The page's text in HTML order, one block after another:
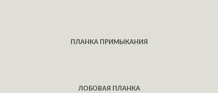
ПЛАНКА ПРИМЫКАНИЯ
ЛОБОВАЯ ПЛАНКА